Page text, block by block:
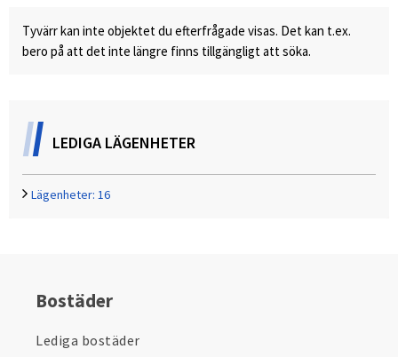
Tyvärr kan inte objektet du efterfrågade visas. Det kan t.ex.
bero på att det inte längre finns tillgängligt att söka.
LEDIGA LÄGENHETER
Lägenheter: 16
Bostäder
Lediga bostäder